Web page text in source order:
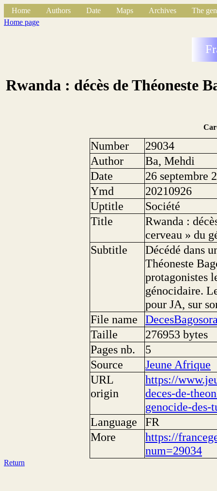
Home Authors Date Maps Archives
The
Home page
Rwanda : décès de Théoneste
Number
29034
Author
Ba, Mehdi
Date
26 septembre
Ymd
20210926
Uptitle
Société
Title
Rwanda :
cerveau » du
Subtitle
Décédé dans
Théoneste
protagonistes
génocidaire.
pour JA, sur
File name
Taille
276953 bytes
Pages nb.
5
Source
Jeune Afrique
URL
origin
https://
deces-de-
genocide-des-
Language
FR
More
https://
num=29034
Return